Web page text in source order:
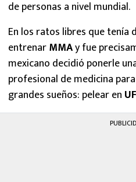
de personas a nivel mundial.
En los ratos libres que tenía
entrenarMMAy fue
mexicano decidió ponerle
profesional de medicina
grandes sueños: pelear en